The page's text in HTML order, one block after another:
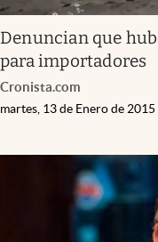
Denuncian que
para importadores
Cronista.com
martes, 13 de Enero de 2015